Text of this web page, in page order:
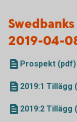
2019-04-
Prospekt (pdf)
2019:1 Tillägg
2019:2 Tillägg